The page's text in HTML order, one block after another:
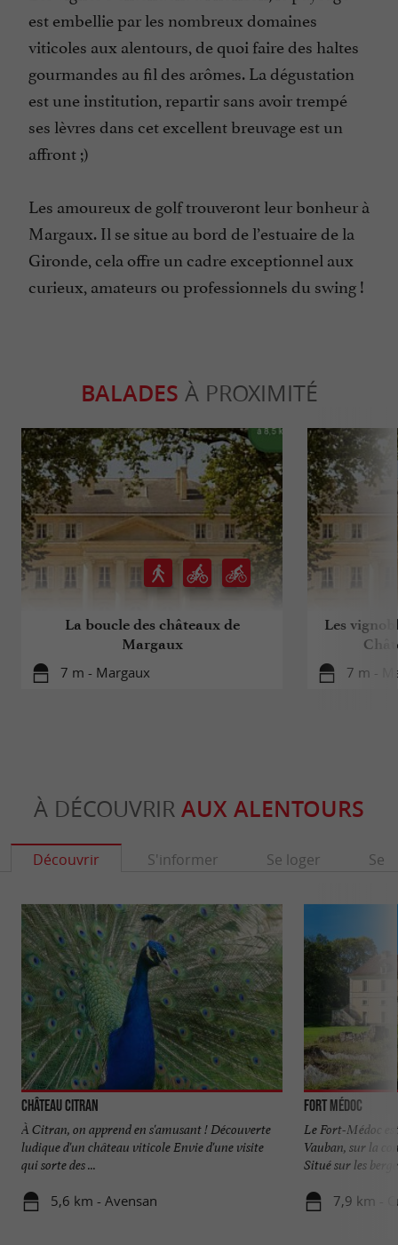
est embellie par les nombreux domaines
viticoles aux alentours, de quoi faire des haltes
gourmandes au fil des arômes. La dégustation
est une institution, repartir sans avoir trempé
ses lèvres dans cet excellent breuvage est un
affront ;)
Les amoureux de golf trouveront leur bonheur à
Margaux. Il se situe au bord de l’estuaire de la
Gironde, cela offre un cadre exceptionnel aux
curieux, amateurs ou professionnels du swing !
BALADES À PROXIMITÉ
La boucle des châteaux de
Margaux
7 m - Margaux
Les
7 m -
À DÉCOUVRIR AUX ALENTOURS
Découvrir S'informer Se loger Se
Château Citran
À Citran, on apprend en s'amusant ! Découverte
ludique d'un château viticole Envie d'une visite
qui sorte des ...
5,6 km - Avensan
Fort Médoc
Le Fort-Médoc
Vauban, sur la
Situé sur les
7,9 km -